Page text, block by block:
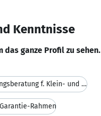
Kenntnisse
das ganze Profil zu sehen.
unabhängige Versicherungsberatung f. Klein- und Mi
Rahmen